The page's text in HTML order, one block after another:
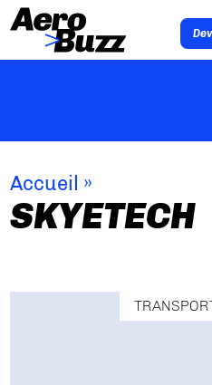
Accueil »
SKYETECH